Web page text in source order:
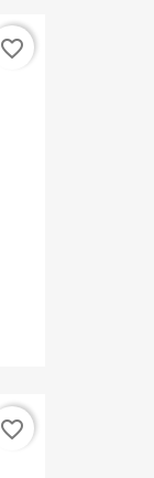
favorite_border
favorite_border